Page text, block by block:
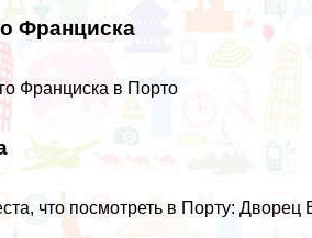
Франциска
Франциска в Порто
что посмотреть в Порту: Дворец